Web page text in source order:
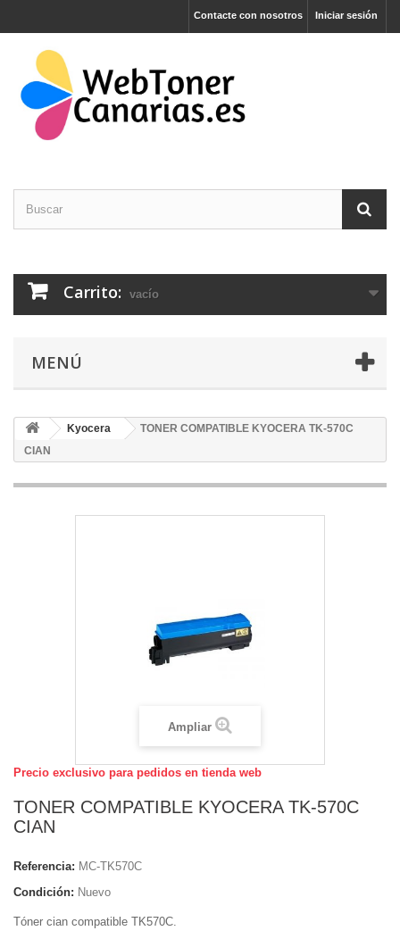
Iniciar sesión
Contacte con nosotros
Carrito: vacío
MENÚ
Kyocera
TONER COMPATIBLE KYOCERA TK-570C
CIAN
Ampliar
Precio exclusivo para pedidos en tienda web
TONER COMPATIBLE KYOCERA TK-570C
CIAN
Referencia: MC-TK570C
Condición: Nuevo
Tóner cian compatible TK570C.